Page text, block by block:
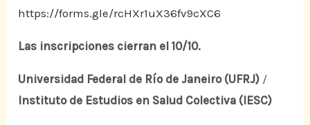
https://forms.gle/rcHXr1uX36fv9cXC6
Las inscripciones cierran el 10/10.
Universidad Federal de Río de Janeiro (UFRJ) /
Instituto de Estudios en Salud Colectiva (IESC)